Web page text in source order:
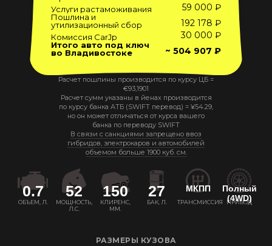
ОБЪЕМ, Л.
0.7
МОЩНОСТЬ,
Л.С.
52
КЛИРЕНС,
ММ.
150
БАК, Л.
27
ТРАНСМИССИЯ
МКПП
ПРИВОД
Полный
(4WD)
РАЗМЕРЫ КУЗОВА
Услуги растаможивания 59 000 ₽
Пошлина и
утилизационный сбор
192 178 ₽
Комиссия CarJp 30 000 ₽
Итого авто под ключ
во Владивостоке
~ 504 907 ₽
Расчет пошлины производится по курсу ЦБ =
€93,1901
Расчет сумм указаны в йенах производится
по курсу банка АТБ (SWIFT перевод) = ¥54.29,
но он может отличаться от курса вашего
банка по переводу SWIFT
В связи с санкциями запрещено ввоз
гибридов, электрокаров и автомобилей
объемом больше 1900 куб. см.